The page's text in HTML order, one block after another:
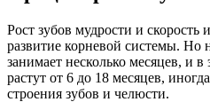
Рост зубов мудрости и скорость
развитие корневой системы. Но
занимает несколько месяцев, и
растут от 6 до 18 месяцев,
строения зубов и челюсти.